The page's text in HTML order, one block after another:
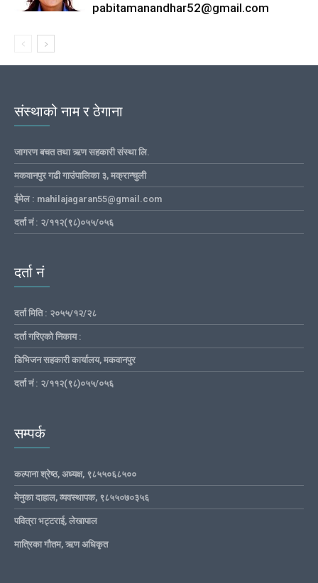
pabitamanandhar52@gmail.com
संस्थाको नाम र ठेगाना
जागरण बचत तथा ऋण सहकारी संस्था लि.
मकवानपुर गढी गाउंपालिका ३, मक्रान्चुली
ईमेल : mahilajagaran55@gmail.com
दर्ता नं : २/११२(९८)०५५/०५६
दर्ता नं
दर्ता मिति : २०५५/१२/२८
दर्ता गरिएको निकाय :
डिभिजन सहकारी कार्यालय, मकवानपुर
दर्ता नं : २/११२(९८)०५५/०५६
सम्पर्क
कल्पाना श्रेष्ठ, अध्यक्ष, ९८५५०६८५००
मेनुका दाहाल, व्यवस्थापक, ९८५५०७०३५६
पवित्रा भट्टराई, लेखापाल
मात्रिका गौतम, ऋण अधिकृत